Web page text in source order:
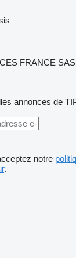
FRANCE SAS
annonces de
notre
.